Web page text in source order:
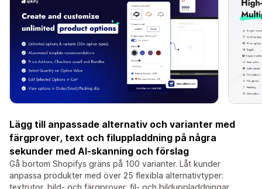
Lägg till anpassade alternativ och varianter med
färgprover, text och filuppladdning på några
sekunder med AI-skanning och förslag
Gå bortom Shopifys gräns på 100 varianter. Låt kunder
anpassa produkter med över 25 flexibla alternativtyper: